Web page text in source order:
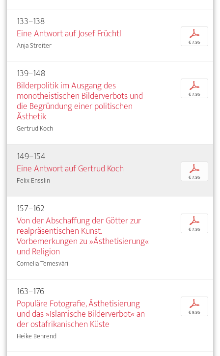
133–138
Eine Antwort auf Josef Früchtl
Anja Streiter
p
€ 7,95
139–148
Bilderpolitik im Ausgang des
monotheistischen Bilderverbots und
die Begründung einer politischen
Ästhetik
Gertrud Koch
p
€ 7,95
149–154
Eine Antwort auf Gertrud Koch
Felix Ensslin
p
€ 7,95
157–162
Von der Abschaffung der Götter zur
realpräsentischen Kunst.
Vorbemerkungen zu »Ästhetisierung«
und Religion
Cornelia Temesvári
p
€ 7,95
163–176
Populäre Fotografie, Ästhetisierung
und das »Islamische Bilderverbot« an
der ostafrikanischen Küste
Heike Behrend
p
€ 9,95